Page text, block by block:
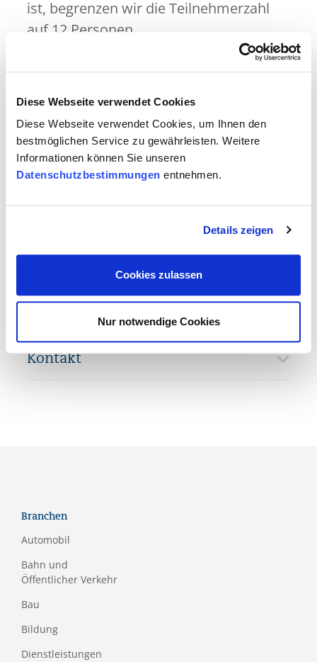
Diese Webseite verwendet Cookies
Diese Webseite verwendet Cookies, um Ihnen den
bestmöglichen Service zu gewährleisten. Weitere
Informationen können Sie unseren
Datenschutzbestimmungen entnehmen.
Details zeigen
Cookies zulassen
Nur notwendige Cookies
ist, begrenzen wir die Teilnehmerzahl
auf 12 Personen.
Alle Teilnehmenden erhalten nach dem
Besuch des Seminars einen
Weiterbildungsnachweis.
Inhalt
Kontakt
Branchen
Automobil
Bahn und
Öffentlicher Verkehr
Bau
Bildung
Dienstleistungen